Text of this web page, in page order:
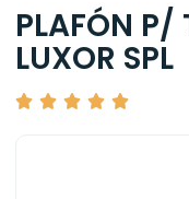
PLAFÓN P/
LUXOR SPL